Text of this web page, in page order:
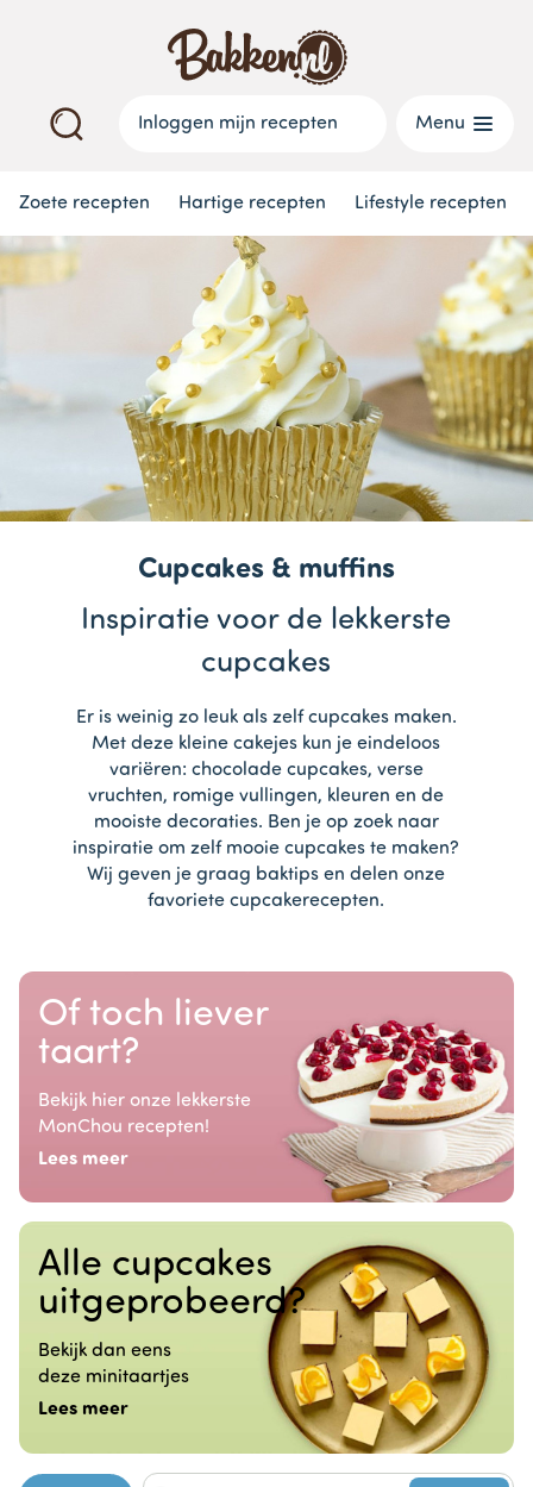
Inloggen mijn recepten Menu
Zoete recepten Hartige recepten Lifestyle recepten
Cupcakes & muffins
Inspiratie voor de lekkerste
cupcakes
Er is weinig zo leuk als zelf cupcakes maken.
Met deze kleine cakejes kun je eindeloos
variëren: chocolade cupcakes, verse
vruchten, romige vullingen, kleuren en de
mooiste decoraties. Ben je op zoek naar
inspiratie om zelf mooie cupcakes te maken?
Wij geven je graag baktips en delen onze
favoriete cupcakerecepten.
Of toch liever
taart?
Bekijk hier onze lekkerste
MonChou recepten!
Lees meer
Alle cupcakes
uitgeprobeerd?
Bekijk dan eens
deze minitaartjes
Lees meer